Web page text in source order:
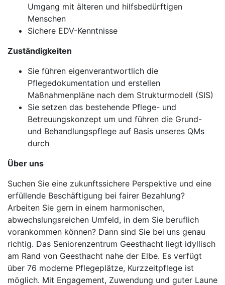
Umgang mit älteren und hilfsbedürftigen
Menschen
Sichere EDV-Kenntnisse
Zuständigkeiten
Sie führen eigenverantwortlich die
Pflegedokumentation und erstellen
Maßnahmenpläne nach dem Strukturmodell (SIS)
Sie setzen das bestehende Pflege- und
Betreuungskonzept um und führen die Grund-
und Behandlungspflege auf Basis unseres QMs
durch
Über uns
Suchen Sie eine zukunftssichere Perspektive und eine
erfüllende Beschäftigung bei fairer Bezahlung?
Arbeiten Sie gern in einem harmonischen,
abwechslungsreichen Umfeld, in dem Sie beruflich
vorankommen können? Dann sind Sie bei uns genau
richtig. Das Seniorenzentrum Geesthacht liegt idyllisch
am Rand von Geesthacht nahe der Elbe. Es verfügt
über 76 moderne Pflegeplätze, Kurzzeitpflege ist
möglich. Mit Engagement, Zuwendung und guter Laune